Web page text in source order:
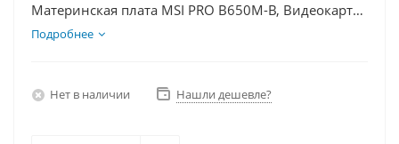
Материнская плата MSI PRO B650M-B, Видеокарта
RTX 4070TiS 16Гб, Память DDR5 32Gb, Диски
Подробнее
Нет в наличии Нашли дешевле?